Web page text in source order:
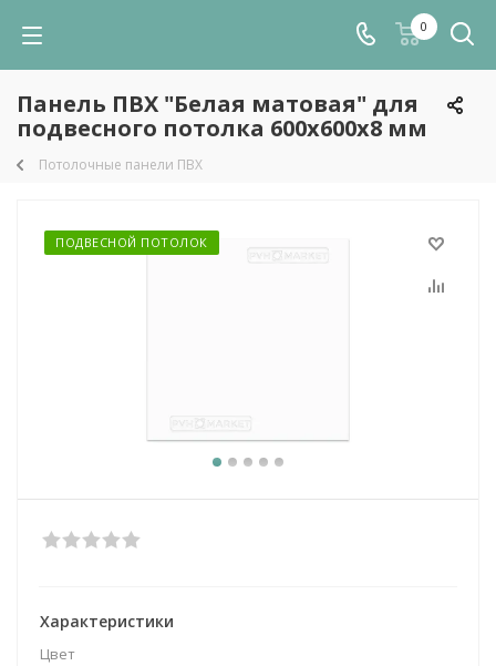
0
Панель ПВХ "Белая матовая" для
подвесного потолка 600х600х8 мм
Потолочные панели ПВХ
ПОДВЕСНОЙ ПОТОЛОК
Характеристики
Цвет